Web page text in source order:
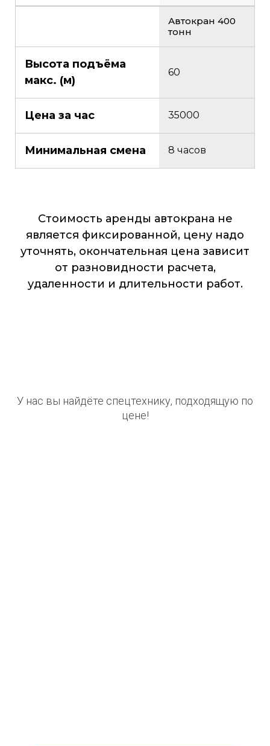
Автокран 400
тонн
Высота подъёма
макс. (м)
60
Цена за час 35000
Минимальная смена 8 часов
Стоимость аренды автокрана не
является фиксированной, цену надо
уточнять, окончательная цена зависит
от разновидности расчета,
удаленности и длительности работ.
У нас вы найдёте спецтехнику, подходящую по
цене!